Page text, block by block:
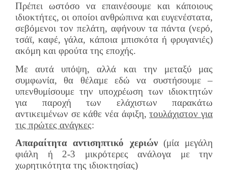
Πρέπει ωστόσο να επαινέσουμε και κάποιους
ιδιοκτήτες, οι οποίοι ανθρώπινα και ευγενέστατα,
σεβόμενοι τον πελάτη, αφήνουν τα πάντα (νερό,
τσάϊ, καφέ, γάλα, κάποια μπισκότα ή φρυγανιές)
ακόμη και φρούτα της εποχής.
Με αυτά υπόψη, αλλά και την μεταξύ μας
συμφωνία, θα θέλαμε εδώ να συστήσουμε –
υπενθυμίσουμε την υποχρέωση των ιδιοκτητών
για παροχή των ελάχιστων παρακάτω
αντικειμένων σε κάθε νέα άφιξη,τουλάχιστον για
τις πρώτες ανάγκες:
Απαραίτητα αντισηπτικό χεριών(μία μεγάλη
φιάλη ή 2-3 μικρότερες ανάλογα με την
χωρητικότητα της ιδιοκτησίας)